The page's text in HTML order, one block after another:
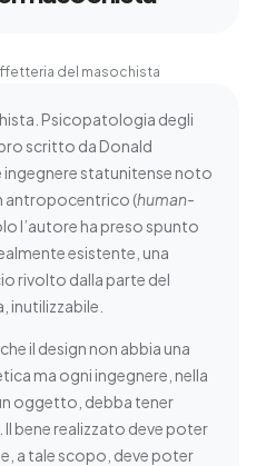
del masochista
Psicopatologia degli
scritto da Donald
statunitense noto
antropocentrico (human-
l’autore ha preso spunto
esistente, una
rivolto dalla parte del
inutilizzabile.
il design non abbia una
ma ogni ingegnere, nella
oggetto, debba tener
bene realizzato deve poter
a tale scopo, deve poter